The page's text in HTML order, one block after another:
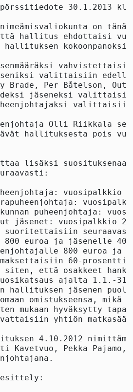
30.1.2013 klo
on
hallitus ehdottaisi
kokoonpanoksi
valittaisiin
Brade, Per Båtelson,
jäseneksi
valittaisiin
Olli Riikkala
hallituksesta pois
lisäksi
vuosipalkkio
puheenjohtaja:
jäsenet: vuosipalkkio
suoritettaisiin
euroa ja jäsenelle 400
800 euroa ja
60-
siten, että osakkeet
ajalta 1.1.-
hallituksen jäsenen
omistukseensa, mikä
mukaan hyväksytty
yhtiön
4.10.2012
Kavetvuo, Pekka
esittely: